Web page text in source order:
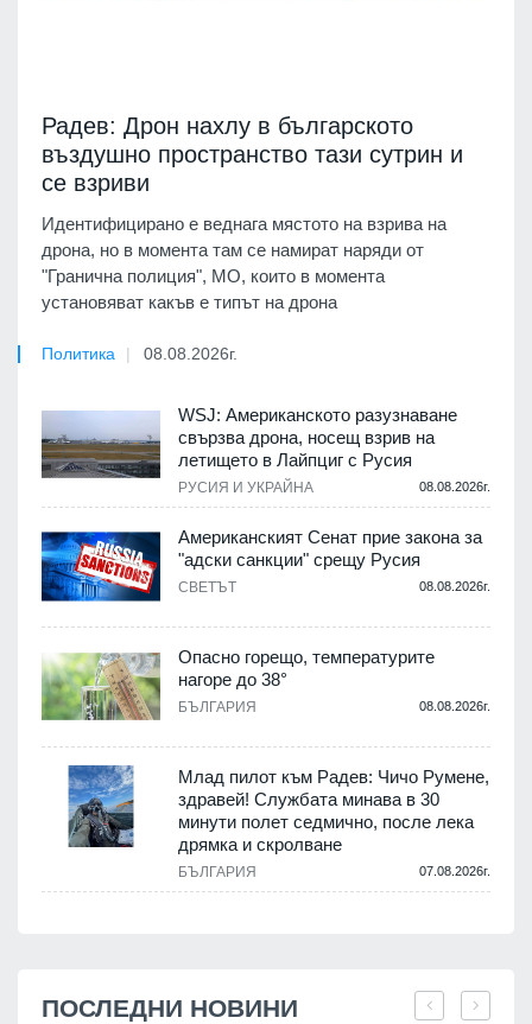
Радев: Дрон нахлу в българското
въздушно пространство тази сутрин и
се взриви
Идентифицирано е веднага мястото на взрива на
дрона, но в момента там се намират наряди от
"Гранична полиция", МО, които в момента
установяват какъв е типът на дрона
Политика 08.08.2026г.
WSJ: Американското разузнаване
свързва дрона, носещ взрив на
летището в Лайпциг с Русия
РУСИЯ И УКРАЙНА 08.08.2026г.
Американският Сенат прие закона за
"адски санкции" срещу Русия
СВЕТЪТ 08.08.2026г.
Опасно горещо, температурите
нагоре до 38°
БЪЛГАРИЯ 08.08.2026г.
Млад пилот към Радев: Чичо Румене,
здравей! Службата минава в 30
минути полет седмично, после лека
дрямка и скролване
БЪЛГАРИЯ 07.08.2026г.
ПОСЛЕДНИ НОВИНИ